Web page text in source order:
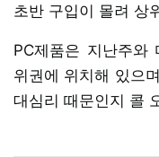
초반 구입이 몰려 상
PC제품은 지난주와
위권에 위치해 있으
대심리 때문인지 콜